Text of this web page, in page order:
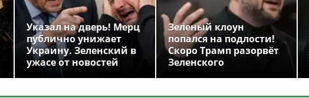
Указал на дверь! Мерц
публично унижает
Украину. Зеленский в
ужасе от новостей
Зеленый клоун
попался на подлости!
Скоро Трамп разорвёт
Зеленского